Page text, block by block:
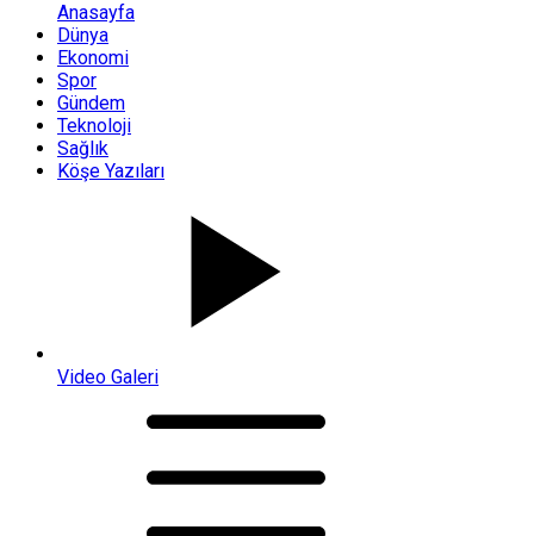
Anasayfa
Dünya
Ekonomi
Spor
Gündem
Teknoloji
Sağlık
Köşe Yazıları
Video Galeri